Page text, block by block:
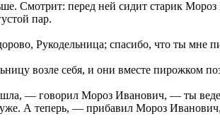
Смотрит: перед ней сидит старик
пар.
Рукодельница; спасибо, что ты мне
возле себя, и они вместе пирожком
— говорил Мороз Иванович, — ты
А теперь, — прибавил Мороз